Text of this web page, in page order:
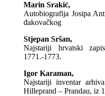
Marin Srakić,
Autobiografija Josipa
đakovačkog
Stjepan Sršan,
Najstariji hrvatski
1771.-1773.
Igor Karaman,
Najstariji inventar
Hilleprand – Prandau, iz